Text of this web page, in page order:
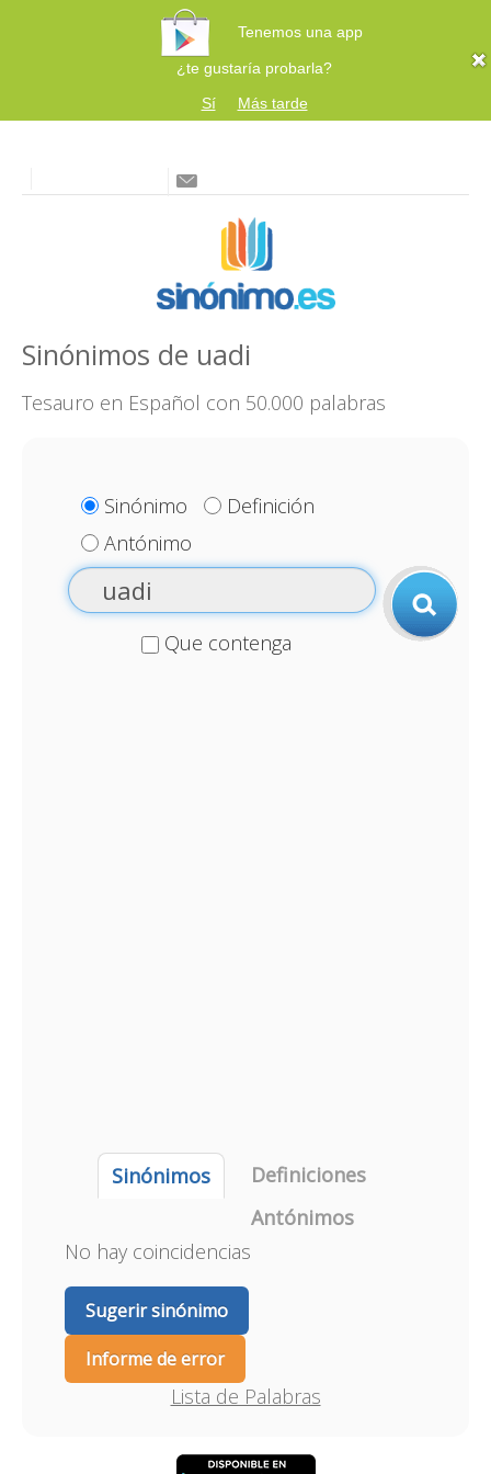
Tenemos una app
¿te gustaría probarla?
Sí
Más tarde
Sinónimos de uadi
Tesauro en Español con 50.000 palabras
Sinónimo
Definición
Antónimo
Que contenga
Sinónimos
Definiciones
Antónimos
No hay coincidencias
Sugerir sinónimo
Informe de error
Lista de Palabras